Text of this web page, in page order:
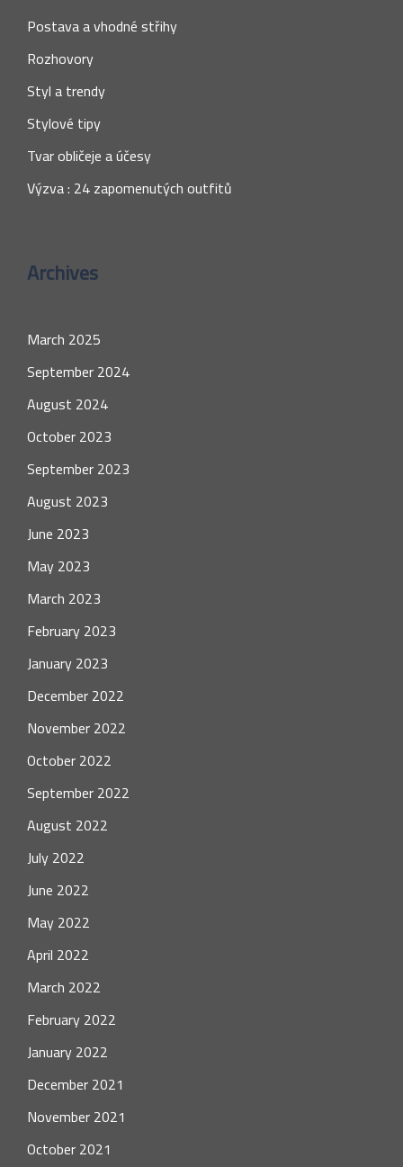
Postava a vhodné střihy
Rozhovory
Styl a trendy
Stylové tipy
Tvar obličeje a účesy
Výzva : 24 zapomenutých outfitů
Archives
March 2025
September 2024
August 2024
October 2023
September 2023
August 2023
June 2023
May 2023
March 2023
February 2023
January 2023
December 2022
November 2022
October 2022
September 2022
August 2022
July 2022
June 2022
May 2022
April 2022
March 2022
February 2022
January 2022
December 2021
November 2021
October 2021